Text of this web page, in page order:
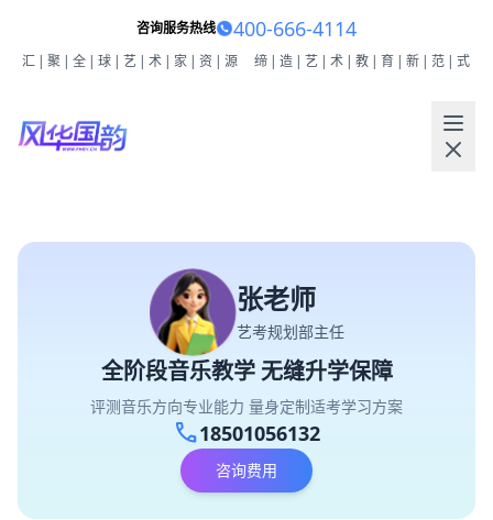
咨询服务热线 400-666-4114
汇|聚|全|球|艺|术|家|资|源 缔|造|艺|术|教|育|新|范|式
张老师
艺考规划部主任
全阶段音乐教学 无缝升学保障
评测音乐方向专业能力 量身定制适考学习方案
call18501056132
咨询费用